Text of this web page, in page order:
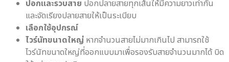
ปอกและรวบสาย ปอกปลายสายทุกเส้นให้มีความยาวเท่ากัน
และจัดเรียงปลายสายให้เป็นระเบียบ
เลือกใช้อุปกรณ์
ไวร์นัทขนาดใหญ่ หากจำนวนสายไม่มากเกินไป สามารถใช้
ไวร์นัทขนาดใหญ่ที่ออกแบบมาเพื่อรองรับสายจำนวนมากได้ บิด